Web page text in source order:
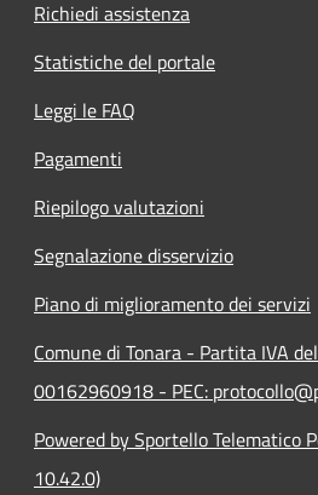
Richiedi assistenza
Statistiche del portale
Leggi le FAQ
Pagamenti
Riepilogo valutazioni
Segnalazione disservizio
Piano di miglioramento dei servizi
Comune di Tonara - Partita IVA
00162960918 - PEC:
Powered by Sportello Telematico
10.42.0)